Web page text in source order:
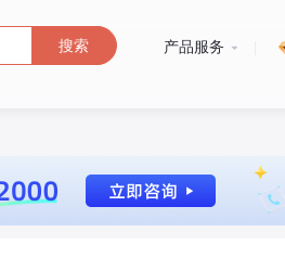
搜索 产品服务